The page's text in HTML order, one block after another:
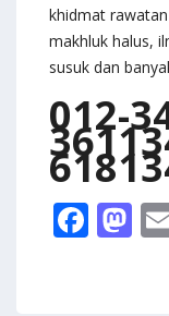
khidmat
makhluk halus,
susuk dan
012-
F M